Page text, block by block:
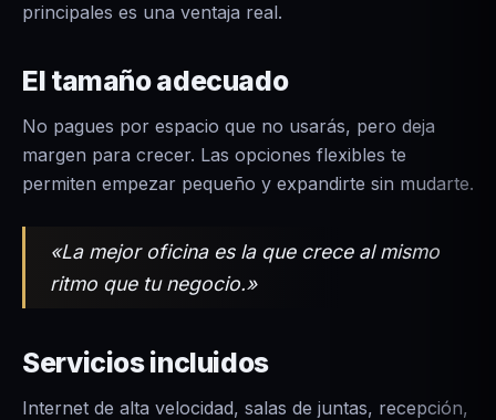
principales es una ventaja real.
El tamaño adecuado
No pagues por espacio que no usarás, pero deja
margen para crecer. Las opciones flexibles te
permiten empezar pequeño y expandirte sin mudarte.
«La mejor oficina es la que crece al mismo
ritmo que tu negocio.»
Servicios incluidos
Internet de alta velocidad, salas de juntas, recepción,